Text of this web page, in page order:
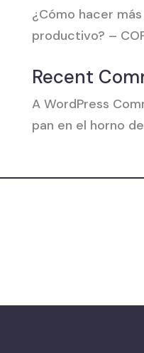
¿Cómo hacer
productivo? –
Recent
A WordPress
pan en el horno